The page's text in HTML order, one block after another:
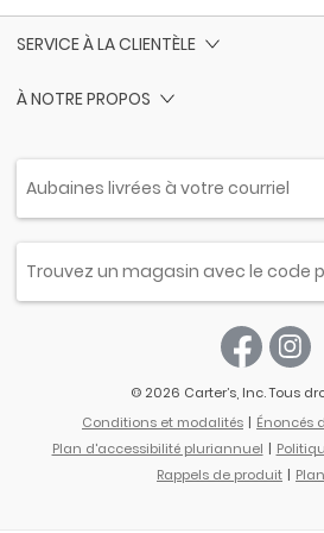
SERVICE À LA CLIENTÈLE
À NOTRE PROPOS
© 2026 Carter’s, Inc. Tous
Conditions et modalités
Énoncés
Plan d'accessibilité pluriannuel
Rappels de produit